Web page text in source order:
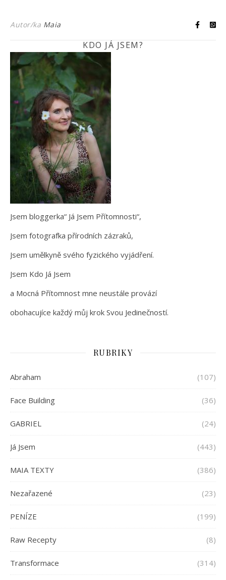
Autor/ka Maia
KDO JÁ JSEM?
Jsem bloggerka“ Já Jsem Přítomnosti“,
Jsem fotografka přírodních zázraků,
Jsem umělkyně svého fyzického vyjádření.
Jsem Kdo Já Jsem
a Mocná Přítomnost mne neustále provází
obohacujíce každý můj krok Svou Jedinečností.
RUBRIKY
Abraham (107)
Face Building (36)
GABRIEL (24)
Já Jsem (443)
MAIA TEXTY (386)
Nezařazené (23)
PENÍZE (199)
Raw Recepty (8)
Transformace (314)